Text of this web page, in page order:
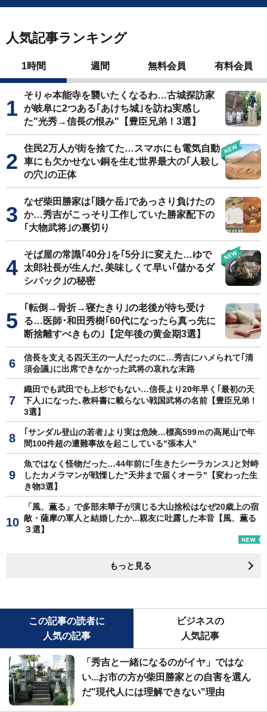
人気記事ランキング
1時間 週間 無料会員 有料会員
そりゃ本能寺を襲いたくなるわ…古城探訪家
が岐阜に2つある｢あけち城｣を訪ね実感し
た"光秀→信長の恨み"【豊臣兄弟！3選】
住民2万人が街を捨てた…スマホにも電気自動
車にも欠かせない銅を生む世界最大の｢人殺し
の穴｣の正体
なぜ柴田勝家は｢賤ケ岳｣であっさり負けたの
か…秀吉がこっそり工作していた勝家配下の
｢大物武将｣の裏切り
そば屋の常識｢40分｣を｢5分｣に変えた…ゆで
太郎社長が生んだ､美味しくて早い｢儲かるダ
シパック｣の秘密
｢転倒→骨折→寝たきり｣の老後が待ち受け
る…医師･和田秀樹｢60代になったら真っ先に
断捨離すべきもの｣【定年後の黄金期3選】
信長を支える四天王の一人だったのに…秀吉にハメられて｢清
須会議｣に出席できなかった武将の哀れな末路
織田でも武田でも上杉でもない…信長より20年早く｢最初の天
下人｣になった､教科書に載らない戦国武将の名前【豊臣兄弟！
3選】
｢サンダル登山の若者｣より実は危険…標高599ｍの高尾山で年
間100件超の遭難事故を起こしている"張本人"
魚ではなく怪物だった…44年前に｢生きたシーラカンス｣と対峙
したカメラマンが戦慄した"天井まで届くオーラ"【変わった生
き物3選】
「風、薫る」で多部未華子が演じる大山捨松はなぜ20歳上の宿
敵・薩摩の軍人と結婚したか...親友に吐露した本音【風、薫る
３選】
もっと見る
この記事の読者に
人気の記事
ビジネスの
人気記事
「秀吉と一緒になるのがイヤ」ではな
い...お市の方が柴田勝家との自害を選ん
だ"現代人には理解できない"理由